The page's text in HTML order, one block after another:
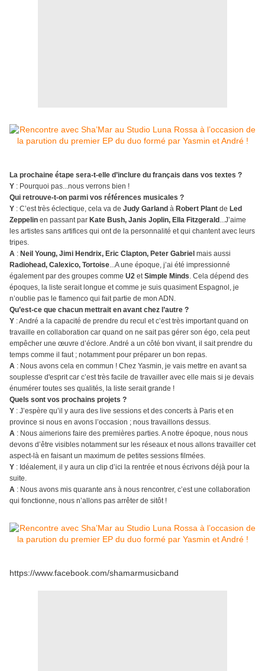
La prochaine étape sera-t-elle d’inclure du français dans vos textes ?
Y : Pourquoi pas...nous verrons bien !
Qui retrouve-t-on parmi vos références musicales ?
Y : C’est très éclectique, cela va de Judy Garland à Robert Plant de Led
Zeppelin en passant par Kate Bush, Janis Joplin, Ella Fitzgerald ...J’aime
les artistes sans artifices qui ont de la personnalité et qui chantent avec leurs
tripes.
A : Neil Young, Jimi Hendrix, Eric Clapton, Peter Gabriel mais aussi
Radiohead, Calexico, Tortoise...A une époque, j’ai été impressionné
également par des groupes comme U2 etSimple Minds. Cela dépend des
époques, la liste serait longue et comme je suis quasiment Espagnol, je
n’oublie pas le flamenco qui fait partie de mon ADN.
Qu’est-ce que chacun mettrait en avant chez l’autre ?
Y : André a la capacité de prendre du recul et c’est très important quand on
travaille en collaboration car quand on ne sait pas gérer son égo, cela peut
empêcher une œuvre d’éclore. André a un côté bon vivant, il sait prendre du
temps comme il faut ; notamment pour préparer un bon repas.
A : Nous avons cela en commun ! Chez Yasmin, je vais mettre en avant sa
souplesse d'esprit car c’est très facile de travailler avec elle mais si je devais
énumérer toutes ses qualités, la liste serait grande !
Quels sont vos prochains projets ?
Y : J’espère qu’il y aura des live sessions et des concerts à Paris et en
province si nous en avons l’occasion ; nous travaillons dessus.
A : Nous aimerions faire des premières parties. A notre époque, nous nous
devons d’être visibles notamment sur les réseaux et nous allons travailler cet
aspect-là en faisant un maximum de petites sessions filmées.
Y : Idéalement, il y aura un clip d’ici la rentrée et nous écrivons déjà pour la
suite.
A : Nous avons mis quarante ans à nous rencontrer, c’est une collaboration
qui fonctionne, nous n’allons pas arrêter de sitôt !
https://www.facebook.com/shamarmusicband